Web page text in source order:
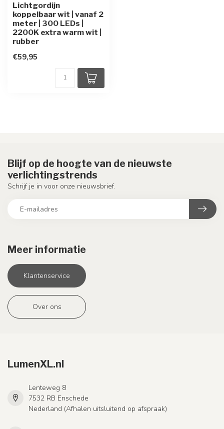
Lichtgordijn
koppelbaar wit | vanaf 2
meter | 300 LEDs |
2200K extra warm wit |
rubber
€59,95
Meer informatie
Klantenservice
Over ons
Blijf op de hoogte van de nieuwste
verlichtingstrends
Schrijf je in voor onze nieuwsbrief.
LumenXL.nl
Lenteweg 8
7532 RB Enschede
Nederland (Afhalen uitsluitend op afspraak)